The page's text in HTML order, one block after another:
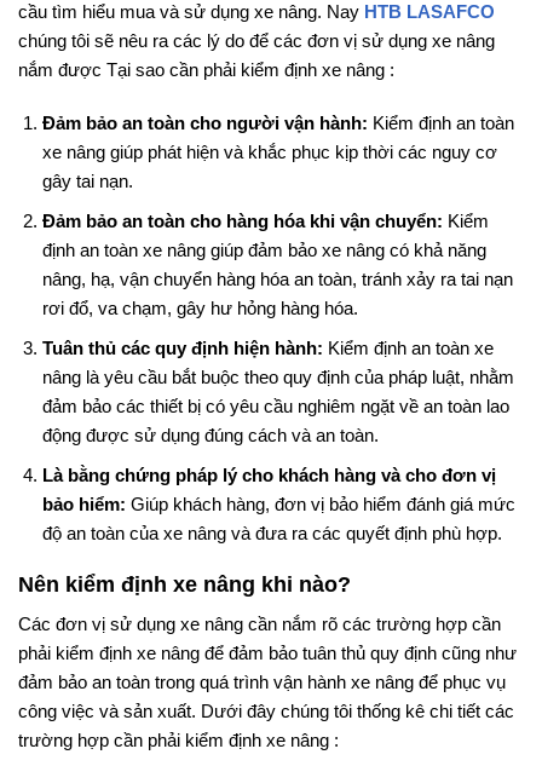
cầu tìm hiểu mua và sử dụng xe nâng. Nay HTB LASAFCO
chúng tôi sẽ nêu ra các lý do để các đơn vị sử dụng xe nâng
nắm được Tại sao cần phải kiểm định xe nâng :
Đảm bảo an toàn cho người vận hành: Kiểm định an toàn
xe nâng giúp phát hiện và khắc phục kịp thời các nguy cơ
gây tai nạn.
Đảm bảo an toàn cho hàng hóa khi vận chuyển: Kiểm
định an toàn xe nâng giúp đảm bảo xe nâng có khả năng
nâng, hạ, vận chuyển hàng hóa an toàn, tránh xảy ra tai nạn
rơi đổ, va chạm, gây hư hỏng hàng hóa.
Tuân thủ các quy định hiện hành: Kiểm định an toàn xe
nâng là yêu cầu bắt buộc theo quy định của pháp luật, nhằm
đảm bảo các thiết bị có yêu cầu nghiêm ngặt về an toàn lao
động được sử dụng đúng cách và an toàn.
Là bằng chứng pháp lý cho khách hàng và cho đơn vị
bảo hiểm: Giúp khách hàng, đơn vị bảo hiểm đánh giá mức
độ an toàn của xe nâng và đưa ra các quyết định phù hợp.
Nên kiểm định xe nâng khi nào?
Các đơn vị sử dụng xe nâng cần nắm rõ các trường hợp cần
phải kiểm định xe nâng để đảm bảo tuân thủ quy định cũng như
đảm bảo an toàn trong quá trình vận hành xe nâng để phục vụ
công việc và sản xuất. Dưới đây chúng tôi thống kê chi tiết các
trường hợp cần phải kiểm định xe nâng :